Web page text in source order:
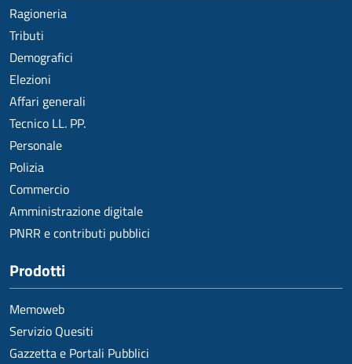
Ragioneria
Tributi
Demografici
Elezioni
Affari generali
Tecnico LL. PP.
Personale
Polizia
Commercio
Amministrazione digitale
PNRR e contributi pubblici
Prodotti
Memoweb
Servizio Quesiti
Gazzetta e Portali Pubblici